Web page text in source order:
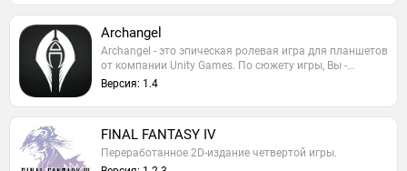
Archangel
Archangel - это эпическая ролевая игра для планшетов
от компании Unity Games. По сюжету игры, Вы -…
Версия: 1.4
FINAL FANTASY IV
Переработанное 2D-издание четвертой игры.